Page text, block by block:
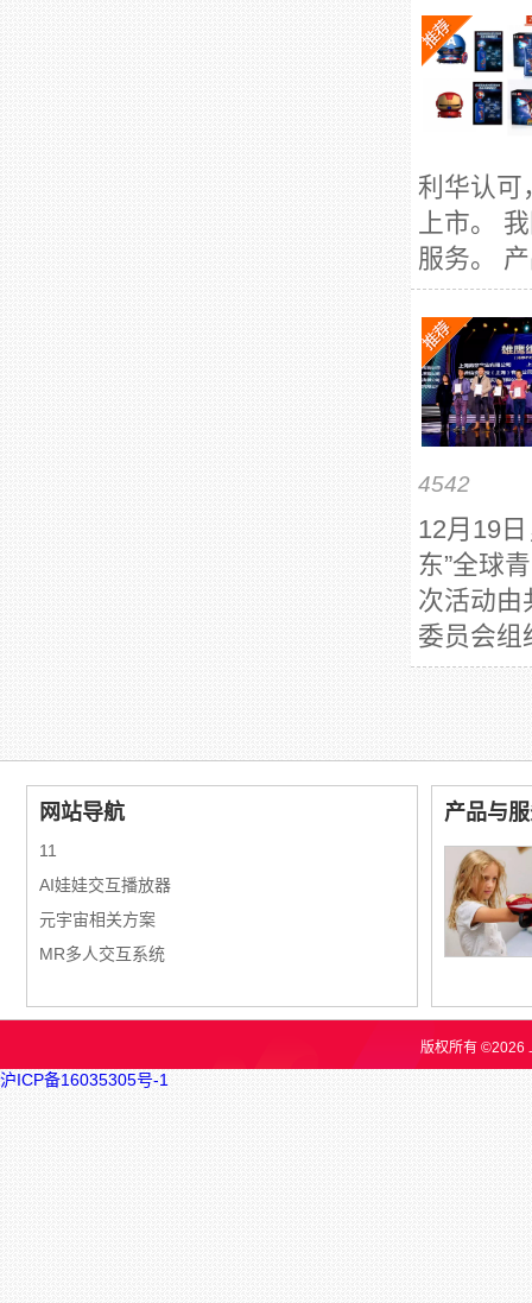
利华认可
上市。
服务。
4542
12月19
东”全球
次活动由
委员会组
网站导航
11
AI娃娃交互播放器
元宇宙相关方案
MR多人交互系统
产品与
版权所有 ©2026
沪ICP备16035305号-1